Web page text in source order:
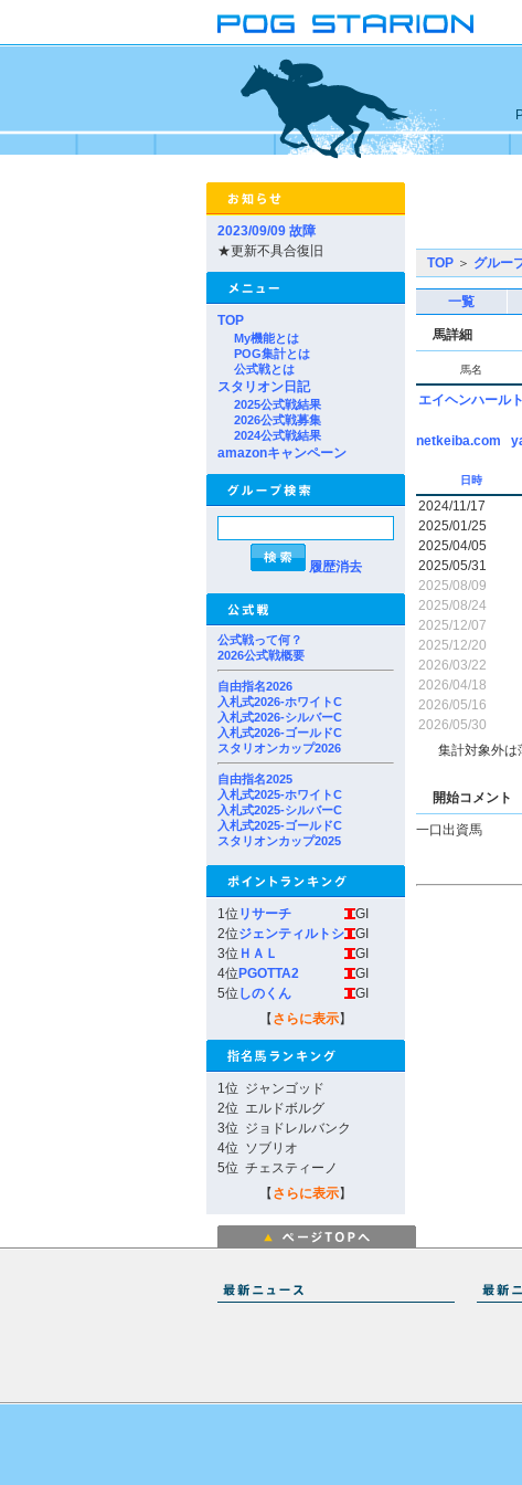
2023/09/09 故障
★更新不具合復旧
TOP
My機能とは
POG集計とは
公式戦とは
スタリオン日記
2025公式戦結果
2026公式戦募集
2024公式戦結果
amazonキャンペーン
履歴消去
公式戦って何？
2026公式戦概要
自由指名2026
入札式2026-ホワイトC
入札式2026-シルバーC
入札式2026-ゴールドC
スタリオンカップ2026
自由指名2025
入札式2025-ホワイトC
入札式2025-シルバーC
入札式2025-ゴールドC
スタリオンカップ2025
1位 リサーチ
GI
2位ジェンティルトシ
GI
3位 ＨＡＬ
GI
4位 PGOTTA2
GI
5位 しのくん
GI
【 さらに表示】
1位 ジャンゴッド
2位 エルドボルグ
3位 ジョドレルバンク
4位 ソブリオ
5位 チェスティーノ
【 さらに表示】
TOP ＞ グルー
一覧
馬詳細
馬名
エイヘンハールト
netkeiba.com
日時
2024/11/17
2025/01/25
2025/04/05
2025/05/31
2025/08/09
2025/08/24
2025/12/07
2025/12/20
2026/03/22
2026/04/18
2026/05/16
2026/05/30
集計対象外は
開始コメント
一口出資馬